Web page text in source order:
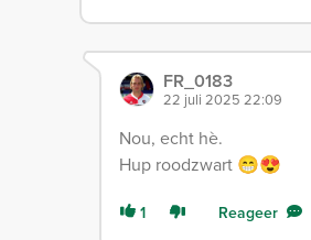
FR_0183
22 juli 2025 22:09
Nou, echt hè.
Hup roodzwart 😁😍
1 Reageer